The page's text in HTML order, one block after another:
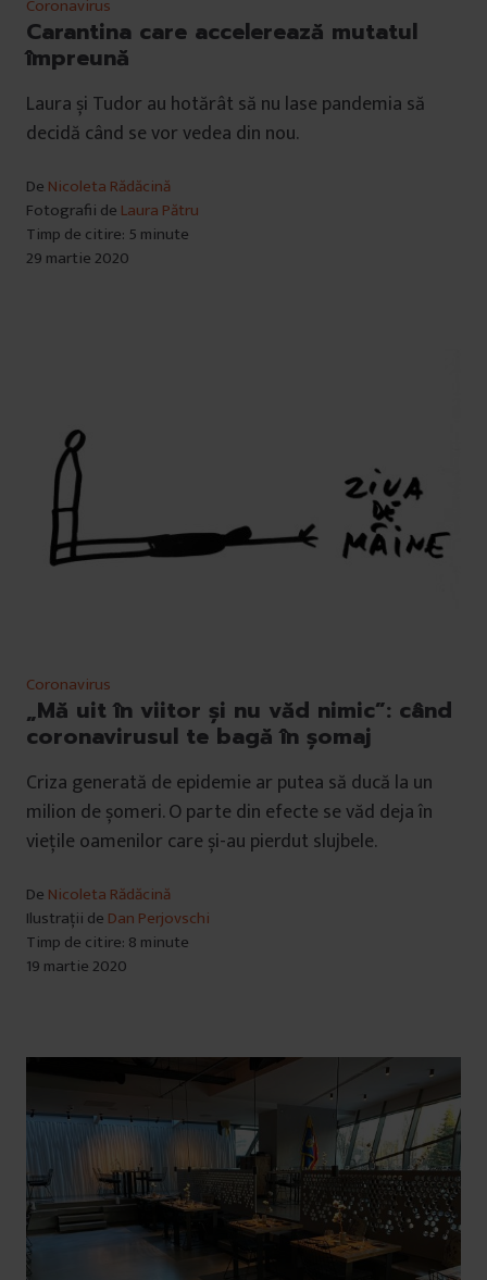
Coronavirus
Carantina care accelerează mutatul
împreună
Laura și Tudor au hotărât să nu lase pandemia să
decidă când se vor vedea din nou.
De Nicoleta Rădăcină
Fotografii de Laura Pătru
Timp de citire: 5 minute
29 martie 2020
Coronavirus
„Mă uit în viitor și nu văd nimic”: când
coronavirusul te bagă în șomaj
Criza generată de epidemie ar putea să ducă la un
milion de șomeri. O parte din efecte se văd deja în
viețile oamenilor care și-au pierdut slujbele.
De Nicoleta Rădăcină
Ilustrații de Dan Perjovschi
Timp de citire: 8 minute
19 martie 2020